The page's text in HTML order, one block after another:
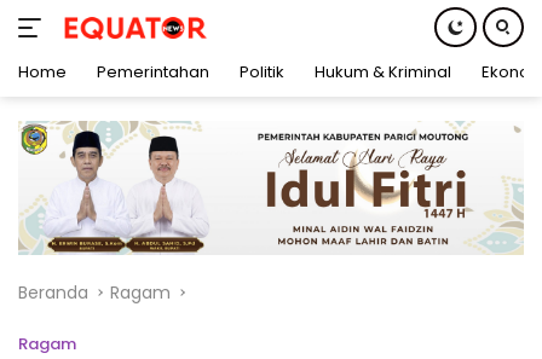
konten
Home Pemerintahan Politik Hukum & Kriminal
Beranda Ragam
Ragam